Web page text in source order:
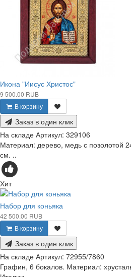
Икона "Иисус Христос"
9 500.00 RUB
В корзину
Заказ в один клик
На складе Артикул: 329106
Материал: дерево, медь с позолотой
см. ..
Хит
Набор для коньяка
42 500.00 RUB
В корзину
Заказ в один клик
На складе Артикул: 72955/7860
Графин, 6 бокалов. Материал: